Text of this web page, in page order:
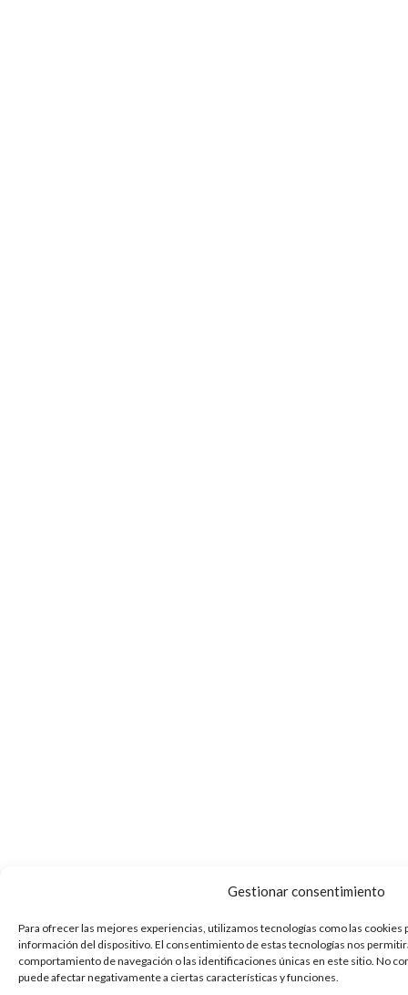
Gestionar consentimiento
Para ofrecer las mejores experiencias, utilizamos tecnologías como las cookies
información del dispositivo. El consentimiento de estas tecnologías nos
comportamiento de navegación o las identificaciones únicas en este sitio. No
puede afectar negativamente a ciertas características y funciones.